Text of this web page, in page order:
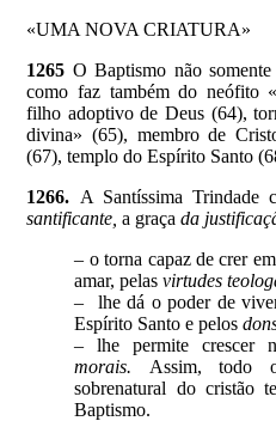
«UMA NOVA CRIATURA»
1265 O Baptismo não
como faz também do neófito
filho adoptivo de Deus (64),
divina» (65), membro de
(67), templo do Espírito Santo
1266. A Santíssima Trindade
santificante, a graça da
– o torna capaz de crer
amar, pelas virtudes
– lhe dá o poder de
Espírito Santo e pelos
– lhe permite crescer
morais.
Assim, todo
sobrenatural do cristão
Baptismo.